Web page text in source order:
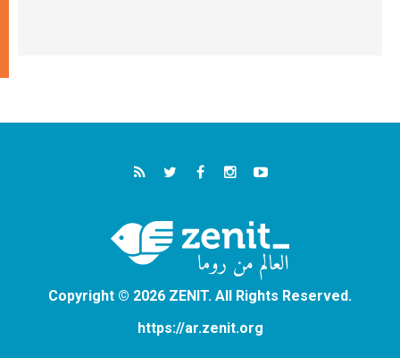
Copyright © 2026 ZENIT. All Rights Reserved.
https://ar.zenit.org